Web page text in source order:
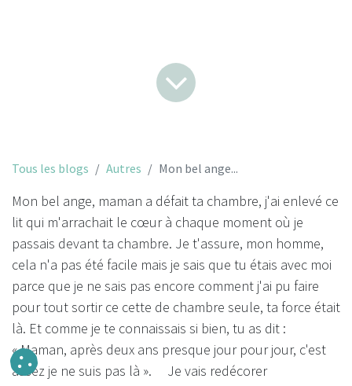
Tous les blogs Autres Mon bel ange...
Mon bel ange, maman a défait ta chambre, j'ai enlevé ce
lit qui m'arrachait le cœur à chaque moment où je
passais devant ta chambre. Je t'assure, mon homme,
cela n'a pas été facile mais je sais que tu étais avec moi
parce que je ne sais pas encore comment j'ai pu faire
pour tout sortir ce cette de chambre seule, ta force était
là. Et comme je te connaissais si bien, tu as dit :
« Maman, après deux ans presque jour pour jour, c'est
assez je ne suis pas là ». Je vais redécorer